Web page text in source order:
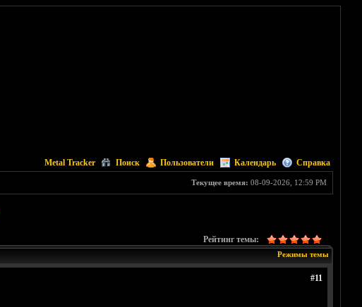
Metal Tracker Поиск Пользователи Календарь Справка
Текущее время: 08-09-2026, 12:59 PM
Рейтинг темы:
Режимы темы
#11